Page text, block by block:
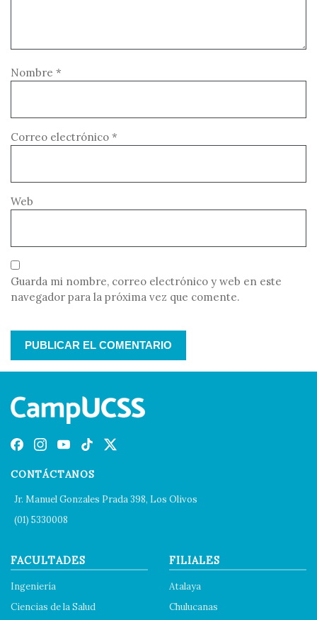
Nombre *
Correo electrónico *
Web
Guarda mi nombre, correo electrónico y web en este
navegador para la próxima vez que comente.
CONTÁCTANOS
Jr. Manuel Gonzales Prada 398, Los Olivos
(01) 5330008
FACULTADES
Ingeniería
Ciencias de la Salud
FILIALES
Atalaya
Chulucanas